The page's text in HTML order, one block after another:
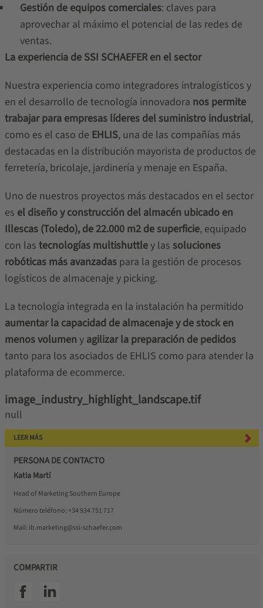
Gestión de equipos comerciales: claves para
aprovechar al máximo el potencial de las redes de
ventas.
La experiencia de SSI SCHAEFER en el sector
Nuestra experiencia como integradores intralogísticos y
en el desarrollo de tecnología innovadora nos permite
trabajar para empresas líderes del suministro industrial,
como es el caso de EHLIS, una de las compañías más
destacadas en la distribución mayorista de productos de
ferretería, bricolaje, jardinería y menaje en España.
Uno de nuestros proyectos más destacados en el sector
es el diseño y construcción del almacén ubicado en
Illescas (Toledo), de 22.000 m2 de superficie, equipado
con las tecnologías multishuttley las soluciones
robóticas más avanzadaspara la gestión de procesos
logísticos de almacenaje y picking.
La tecnología integrada en la instalación ha permitido
aumentar la capacidad de almacenaje y de stock en
menos volumen y agilizar la preparación de pedidos
tanto para los asociados de EHLIS como para atender la
plataforma de ecommerce.
image_industry_highlight_landscape.tif
null
LEER MÁS
PERSONA DE CONTACTO
Katia Martí
Head of Marketing Southern Europe
Número teléfono: +34 934 751 717
Mail: ib.marketing@ssi-schaefer.com
COMPARTIR
SSI facebookSSI linkedin